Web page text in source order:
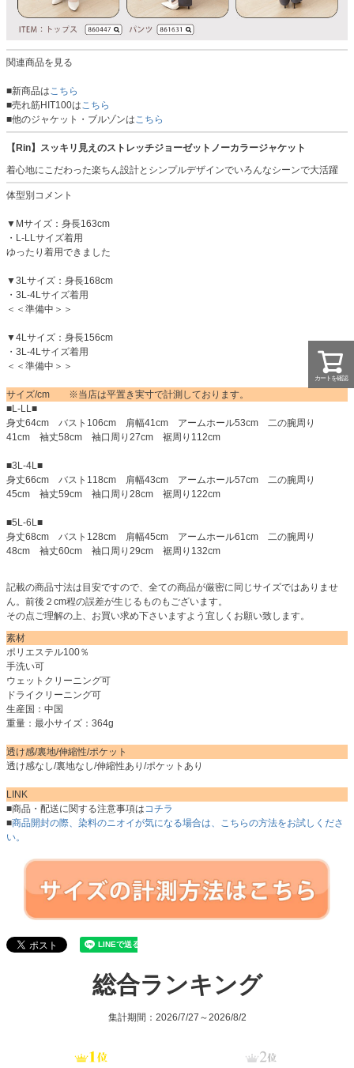
関連商品を見る
■新商品は こちら
■売れ筋HIT100は こちら
■他のジャケット・ブルゾンは こちら
【Rin】スッキリ見えのストレッチジョーゼットノーカラージャケット
着心地にこだわった楽ちん設計とシンプルデザインでいろんなシーンで大活躍
体型別コメント
▼Mサイズ：身長163cm
・L-LLサイズ着用
ゆったり着用できました
▼3Lサイズ：身長168cm
・3L-4Lサイズ着用
＜＜準備中＞＞
▼4Lサイズ：身長156cm
・3L-4Lサイズ着用
＜＜準備中＞＞
サイズ/cm ※当店は平置き実寸で計測しております。
■L-LL■
身丈64cm バスト106cm 肩幅41cm アームホール53cm 二の腕周り
41cm 袖丈58cm 袖口周り27cm 裾周り112cm
■3L-4L■
身丈66cm バスト118cm 肩幅43cm アームホール57cm 二の腕周り
45cm 袖丈59cm 袖口周り28cm 裾周り122cm
■5L-6L■
身丈68cm バスト128cm 肩幅45cm アームホール61cm 二の腕周り
48cm 袖丈60cm 袖口周り29cm 裾周り132cm
記載の商品寸法は目安ですので、全ての商品が厳密に同じサイズではありませ
ん。前後２cm程の誤差が生じるものもございます。
その点ご理解の上、お買い求め下さいますよう宜しくお願い致します。
素材
ポリエステル100％
手洗い可
ウェットクリーニング可
ドライクリーニング可
生産国：中国
重量：最小サイズ：364g
透け感/裏地/伸縮性/ポケット
透け感なし/裏地なし/伸縮性あり/ポケットあり
LINK
■商品・配送に関する注意事項は コチラ
■商品開封の際、染料のニオイが気になる場合は、こちらの方法をお試しくださ
い。
総合ランキング
集計期間：2026/7/27～2026/8/2
カートを確認